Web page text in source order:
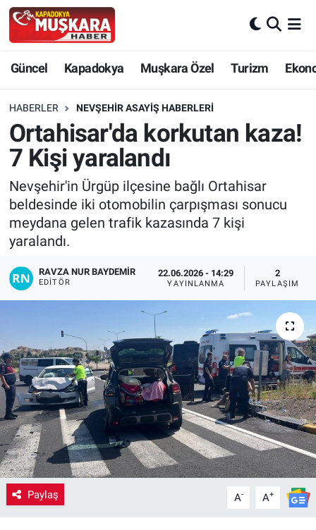
Güncel Kapadokya Muşkara Özel Turizm
HABERLER NEVŞEHIR ASAYIŞ HABERLERI
Ortahisar'da korkutan kaza!
7 Kişi yaralandı
Nevşehir'in Ürgüp ilçesine bağlı Ortahisar
beldesinde iki otomobilin çarpışması sonucu
meydana gelen trafik kazasında 7 kişi
yaralandı.
RAVZA NUR BAYDEMIR
EDITÖR
22.06.2026 - 14:29
YAYINLANMA
2
PAYLAŞIM
Paylaş A- A+
Güncel
SEÇİM
Muşkara Özel
Ekonomi
Kapadokya
Turizm
Yaşam
VEFATLAR
Nevşehir Hava Durumu
Nevşehir Namaz Vakitleri
Nevşehir Trafik Yoğunluk Haritası
Süper Lig Puan Durumu ve Fikstür
Tüm Manşetler
Son Dakika Haberleri